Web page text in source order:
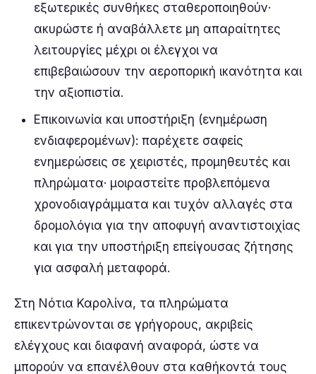
εξωτερικές συνθήκες σταθεροποιηθούν·
ακυρώστε ή αναβάλλετε μη απαραίτητες
λειτουργίες μέχρι οι έλεγχοι να
επιβεβαιώσουν την αεροπορική ικανότητα και
την αξιοπιστία.
Επικοινωνία και υποστήριξη (ενημέρωση
ενδιαφερομένων): παρέχετε σαφείς
ενημερώσεις σε χειριστές, προμηθευτές και
πληρώματα· μοιραστείτε προβλεπόμενα
χρονοδιαγράμματα και τυχόν αλλαγές στα
δρομολόγια για την αποφυγή αναντιστοιχίας
και για την υποστήριξη επείγουσας ζήτησης
για ασφαλή μεταφορά.
Στη Νότια Καρολίνα, τα πληρώματα
επικεντρώνονται σε γρήγορους, ακριβείς
ελέγχους και διαφανή αναφορά, ώστε να
μπορούν να επανέλθουν στα καθήκοντά τους